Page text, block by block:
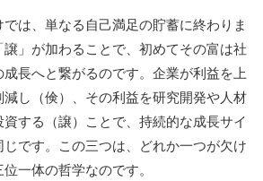
は、単なる自己満足の貯蓄に終わりま
」が加わることで、初めてその富は社
長へと繋がるのです。企業が利益を上
し（倹）、その利益を研究開発や人材
する（譲）ことで、持続的な成長サイ
です。この三つは、どれか一つが欠け
一体の哲学なのです。